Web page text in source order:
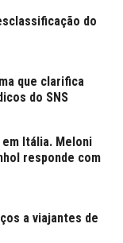
do
que clarifica
do SNS
Itália. Meloni
responde com
a viajantes de